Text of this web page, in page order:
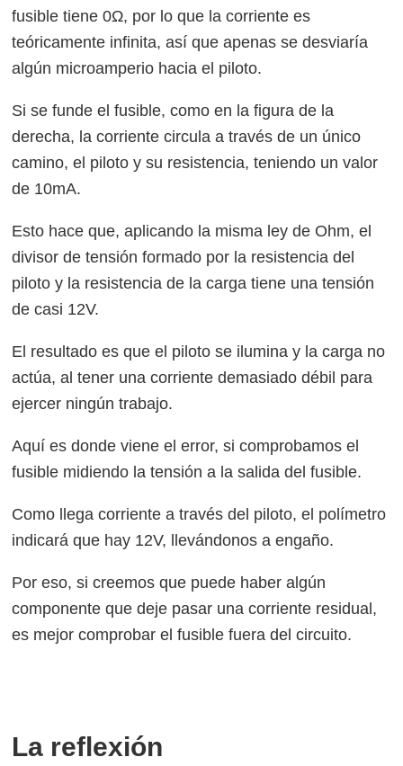
fusible tiene 0Ω, por lo que la corriente es
teóricamente infinita, así que apenas se desviaría
algún microamperio hacia el piloto.
Si se funde el fusible, como en la figura de la
derecha, la corriente circula a través de un único
camino, el piloto y su resistencia, teniendo un valor
de 10mA.
Esto hace que, aplicando la misma ley de Ohm, el
divisor de tensión formado por la resistencia del
piloto y la resistencia de la carga tiene una tensión
de casi 12V.
El resultado es que el piloto se ilumina y la carga no
actúa, al tener una corriente demasiado débil para
ejercer ningún trabajo.
Aquí es donde viene el error, si comprobamos el
fusible midiendo la tensión a la salida del fusible.
Como llega corriente a través del piloto, el polímetro
indicará que hay 12V, llevándonos a engaño.
Por eso, si creemos que puede haber algún
componente que deje pasar una corriente residual,
es mejor comprobar el fusible fuera del circuito.
La reflexión